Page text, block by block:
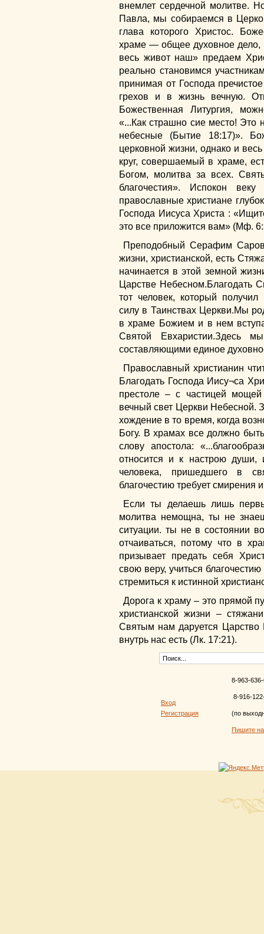
внемлет сердечной молитве.
Павла, мы собираемся в
глава которого Христос.
храме — общее духовное дело,
весь живот наш» предаем
реально становимся
принимая от Господа
грехов и в жизнь вечную.
Божественная Литургия,
«...Как страшно сие место! Это
небесные (Бытие 18:17)».
церковной жизни, однако и
круг, совершаемый в храме,
Богом, молитва за всех.
благочестия». Испокон
православные христиане
Господа Иисуса Христа :
это все приложится вам» (Мф.
Преподобный Серафим
жизни, христианской, есть
начинается в этой земной
Царстве Небесном.Благодать
тот человек, который
силу в Таинствах Церкви.Мы
в храме Божием и в нем
Святой Евхаристии.Здесь
составляющими единое
Православный христианин
Благодать Господа Иису¬са
престоле – с частицей
вечный свет Церкви Небесной.
хождение в то время, когда
Богу. В храмах все должно
слову апостола:
относится и к настрою
человека, пришедшего в
благочестию требует смирения
Если ты делаешь лишь
молитва немощна, ты не
ситуации. ты не в состоянии
отчаиваться, потому что в
призывает предать себя
свою веру, учиться
стремиться к истинной
Дорога к храму – это прямой
христианской жизни –
Святым нам даруется Царство
внутрь нас есть (Лк. 17:21).
Вход
Регистрация
8-963-
8-916-
(по
Пишите